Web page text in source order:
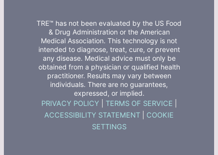
TRE™ has not been evaluated by the US Food
& Drug Administration or the American
Medical Association. This technology is not
intended to diagnose, treat, cure, or prevent
any disease. Medical advice must only be
obtained from a physician or qualified health
practitioner. Results may vary between
individuals. There are no guarantees,
expressed, or implied.
PRIVACY POLICY TERMS OF SERVICE
ACCESSIBILITY STATEMENT
COOKIE
SETTINGS